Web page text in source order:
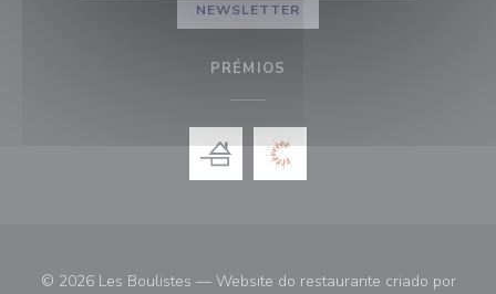
NEWSLETTER
PRÉMIOS
© 2026 Les Boulistes — Website do restaurante criado por